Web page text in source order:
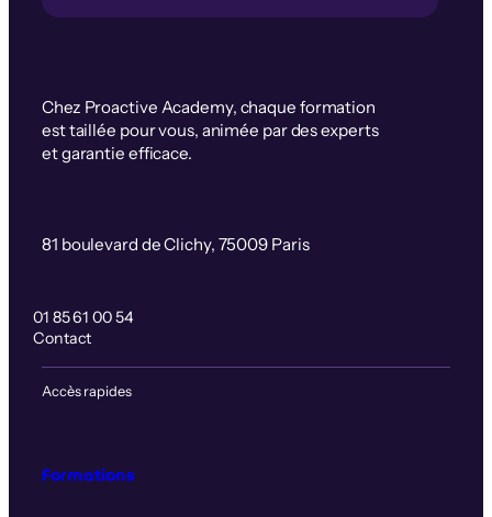
Chez Proactive Academy, chaque formation
est taillée pour vous, animée par des experts
et garantie efficace.
81 boulevard de Clichy, 75009 Paris
01 85 61 00 54
Contact
Accès rapides
Formations